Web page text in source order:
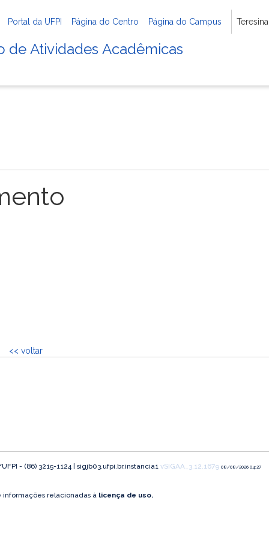
Portal da UFPI Página do Centro Página do Campus
de Atividades Acadêmicas
<< voltar
- (86) 3215-1124 | sigjb03.ufpi.br.instancia1 vSIGAA_3.12.1679 08/08/2026 04:27
relacionadas à licença de uso.